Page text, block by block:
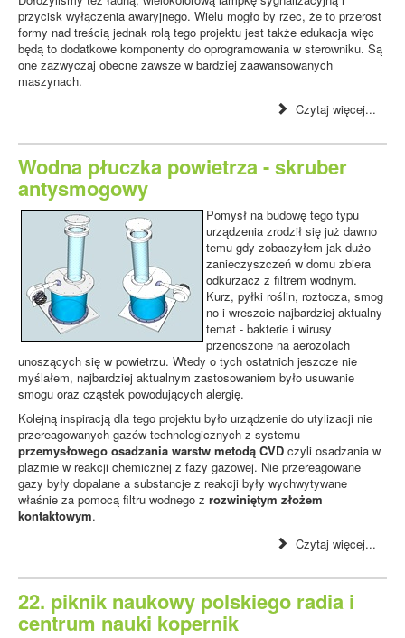
przycisk wyłączenia awaryjnego. Wielu mogło by rzec, że to przerost
formy nad treścią jednak rolą tego projektu jest także edukacja więc
będą to dodatkowe komponenty do oprogramowania w sterowniku. Są
one zazwyczaj obecne zawsze w bardziej zaawansowanych
maszynach.
Czytaj więcej...
Wodna płuczka powietrza - skruber
antysmogowy
Pomysł na budowę tego typu
urządzenia zrodził się już dawno
temu gdy zobaczyłem jak dużo
zanieczyszczeń w domu zbiera
odkurzacz z filtrem wodnym.
Kurz, pyłki roślin, roztocza, smog
no i wreszcie najbardziej aktualny
temat - bakterie i wirusy
przenoszone na aerozolach
unoszących się w powietrzu. Wtedy o tych ostatnich jeszcze nie
myślałem, najbardziej aktualnym zastosowaniem było usuwanie
smogu oraz cząstek powodujących alergię.
Kolejną inspiracją dla tego projektu było urządzenie do utylizacji nie
przereagowanych gazów technologicznych z systemu
przemysłowego osadzania warstw metodą CVD czyli osadzania w
plazmie w reakcji chemicznej z fazy gazowej. Nie przereagowane
gazy były dopalane a substancje z reakcji były wychwytywane
właśnie za pomocą filtru wodnego z rozwiniętym złożem
kontaktowym.
Czytaj więcej...
22. piknik naukowy polskiego radia i
centrum nauki kopernik